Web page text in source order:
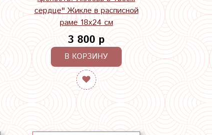
сердце" Жикле в расписной
раме 18х24 см
3 800 р
В КОРЗИНУ